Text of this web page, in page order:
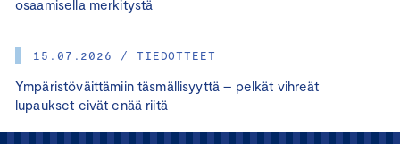
osaamisella merkitystä
15.07.2026 / TIEDOTTEET
Ympäristöväittämiin täsmällisyyttä – pelkät vihreät
lupaukset eivät enää riitä